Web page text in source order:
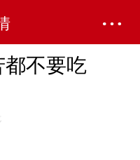
不要吃